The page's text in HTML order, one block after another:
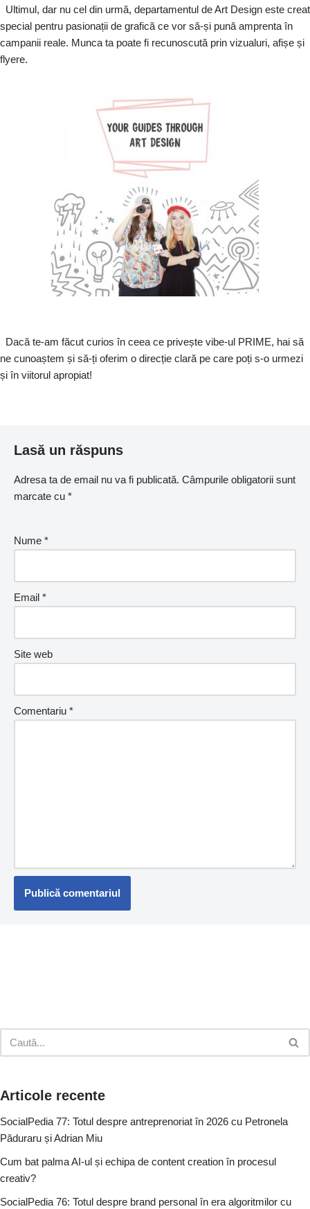
Ultimul, dar nu cel din urmă, departamentul de Art Design este creat
special pentru pasionații de grafică ce vor să-și pună amprenta în
campanii reale. Munca ta poate fi recunoscută prin vizualuri, afișe și
flyere.
Dacă te-am făcut curios în ceea ce privește vibe-ul PRIME, hai să
ne cunoaștem și să-ți oferim o direcție clară pe care poți s-o urmezi
și în viitorul apropiat!
Lasă un răspuns
Adresa ta de email nu va fi publicată. Câmpurile obligatorii sunt
marcate cu *
Nume *
Email *
Site web
Comentariu *
Articole recente
SocialPedia 77: Totul despre antreprenoriat în 2026 cu Petronela
Păduraru și Adrian Miu
Cum bat palma AI-ul și echipa de content creation în procesul
creativ?
SocialPedia 76: Totul despre brand personal în era algoritmilor cu